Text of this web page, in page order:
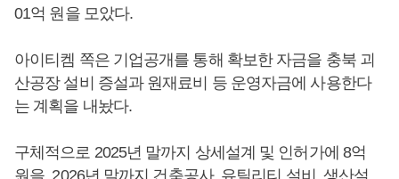
01억 원을 모았다.
아이티켐 쪽은 기업공개를 통해 확보한 자금을 충북 괴
산공장 설비 증설과 원재료비 등 운영자금에 사용한다
는 계획을 내놨다.
구체적으로 2025년 말까지 상세설계 및 인허가에 8억
원을, 2026년 말까지 건축공사, 유틸리티 설비, 생산설